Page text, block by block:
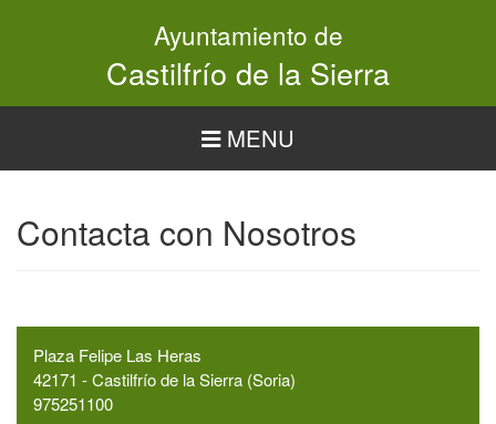
Ayuntamiento de
Castilfrío de la Sierra
MENU
Contacta con Nosotros
Plaza Felipe Las Heras
42171 - Castilfrío de la Sierra (Soria)
975251100